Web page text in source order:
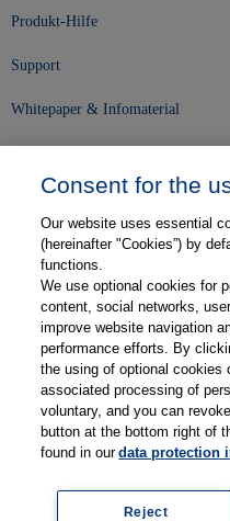
Produkt-Hilfe
Support
Whitepaper & Infomaterial
Karriere
Kontakt
Web-Semniare
Anwenderberichte
Partner
Consent for the
Our website uses essential
(hereinafter "Cookies”) by
functions.
We use optional cookies for
content, social networks,
improve website navigation
performance efforts. By
the using of optional cookies
associated processing of
voluntary, and you can
button at the bottom right of
found in ourdata protection
Reject